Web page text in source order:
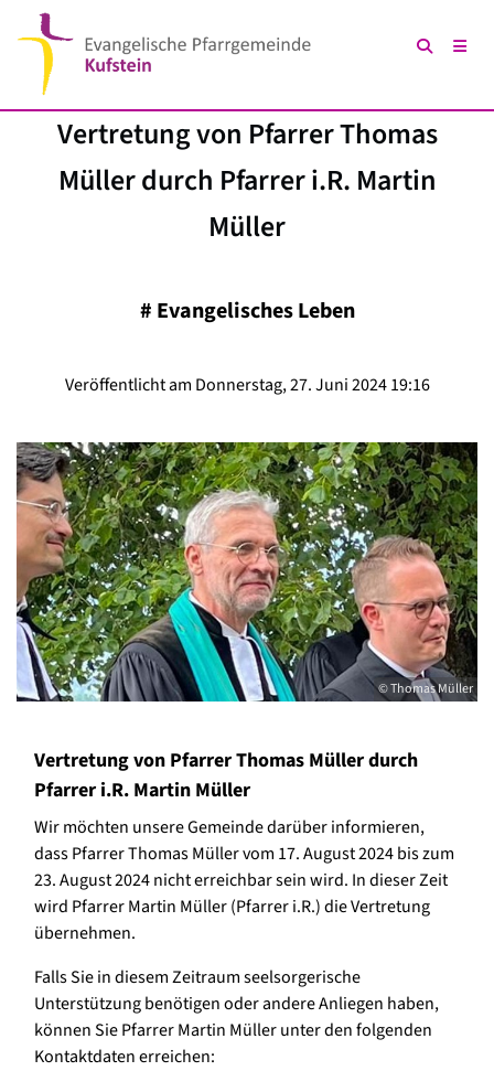
Vertretung von Pfarrer Thomas
Müller durch Pfarrer i.R. Martin
Müller
# Evangelisches Leben
Veröffentlicht am Donnerstag, 27. Juni 2024 19:16
© Thomas Müller
Vertretung von Pfarrer Thomas Müller durch
Pfarrer i.R. Martin Müller
Wir möchten unsere Gemeinde darüber informieren,
dass Pfarrer Thomas Müller vom 17. August 2024 bis zum
23. August 2024 nicht erreichbar sein wird. In dieser Zeit
wird Pfarrer Martin Müller (Pfarrer i.R.) die Vertretung
übernehmen.
Falls Sie in diesem Zeitraum seelsorgerische
Unterstützung benötigen oder andere Anliegen haben,
können Sie Pfarrer Martin Müller unter den folgenden
Kontaktdaten erreichen: